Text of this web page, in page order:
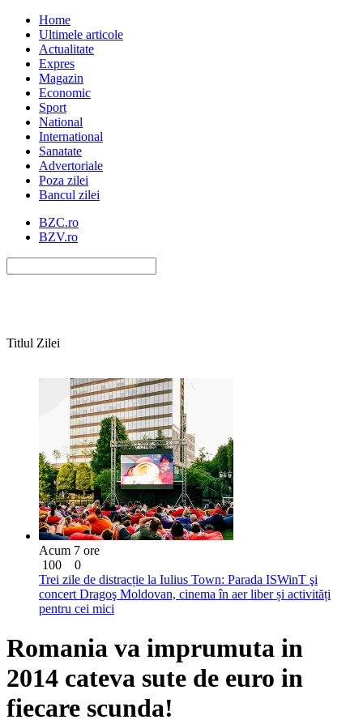
Home
Ultimele articole
Actualitate
Expres
Magazin
Economic
Sport
National
International
Sanatate
Advertoriale
Poza zilei
Bancul zilei
BZC.ro
BZV.ro
Titlul Zilei
Acum 7 ore
100
0
Trei zile de distracție la Iulius Town: Parada ISWinT şi
concert Dragoş Moldovan, cinema în aer liber și activități
pentru cei mici
Romania va imprumuta in
2014 cateva sute de euro in
fiecare scunda!